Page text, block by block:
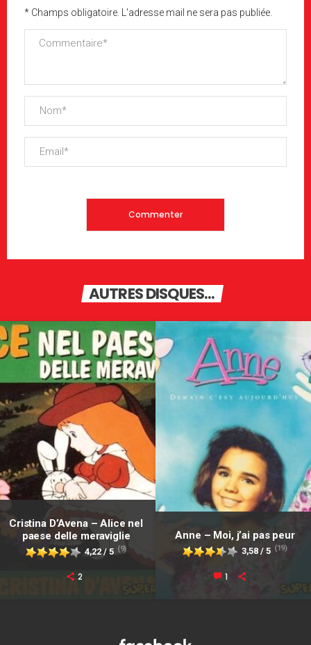
* Champs obligatoire. L'adresse mail ne sera pas publiée.
AUTRES DISQUES...
Cristina D’Avena – Alice nel
paese delle meraviglie
4,22 / 5 (9)
2
Anne – Moi, j’ai pas peur
3,58 / 5 (19)
1